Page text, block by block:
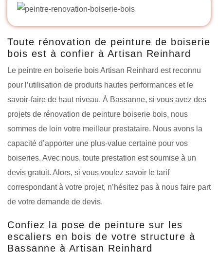
Toute rénovation de peinture de boiserie
bois est à confier à Artisan Reinhard
Le peintre en boiserie bois Artisan Reinhard est reconnu
pour l’utilisation de produits hautes performances et le
savoir-faire de haut niveau. À Bassanne, si vous avez des
projets de rénovation de peinture boiserie bois, nous
sommes de loin votre meilleur prestataire. Nous avons la
capacité d’apporter une plus-value certaine pour vos
boiseries. Avec nous, toute prestation est soumise à un
devis gratuit. Alors, si vous voulez savoir le tarif
correspondant à votre projet, n’hésitez pas à nous faire part
de votre demande de devis.
Confiez la pose de peinture sur les
escaliers en bois de votre structure à
Bassanne à Artisan Reinhard